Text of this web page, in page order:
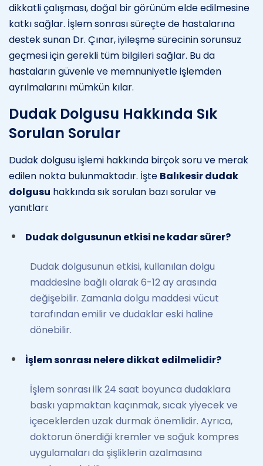
dikkatli çalışması, doğal bir görünüm elde edilmesine
katkı sağlar. İşlem sonrası süreçte de hastalarına
destek sunan Dr. Çınar, iyileşme sürecinin sorunsuz
geçmesi için gerekli tüm bilgileri sağlar. Bu da
hastaların güvenle ve memnuniyetle işlemden
ayrılmalarını mümkün kılar.
Dudak Dolgusu Hakkında Sık
Sorulan Sorular
Dudak dolgusu işlemi hakkında birçok soru ve merak
edilen nokta bulunmaktadır. İşte Balıkesir dudak
dolgusu hakkında sık sorulan bazı sorular ve
yanıtları:
Dudak dolgusunun etkisi ne kadar sürer?
Dudak dolgusunun etkisi, kullanılan dolgu
maddesine bağlı olarak 6-12 ay arasında
değişebilir. Zamanla dolgu maddesi vücut
tarafından emilir ve dudaklar eski haline
dönebilir.
İşlem sonrası nelere dikkat edilmelidir?
İşlem sonrası ilk 24 saat boyunca dudaklara
baskı yapmaktan kaçınmak, sıcak yiyecek ve
içeceklerden uzak durmak önemlidir. Ayrıca,
doktorun önerdiği kremler ve soğuk kompres
uygulamaları da şişliklerin azalmasına